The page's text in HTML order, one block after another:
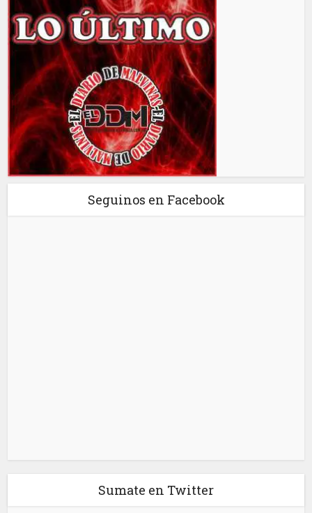
Seguinos en Facebook
Sumate en Twitter